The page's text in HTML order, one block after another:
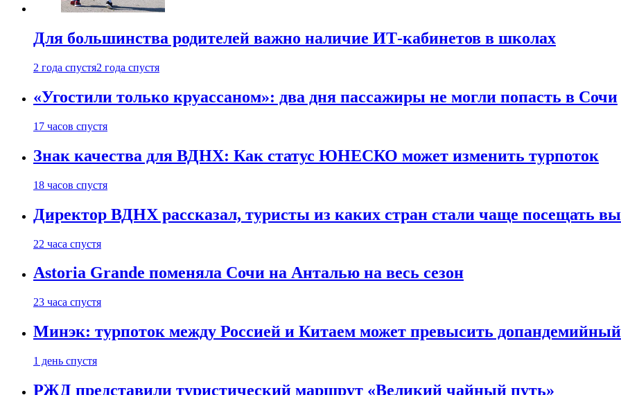
Для большинства родителей важно наличие ИТ-кабинетов в школах
2 года спустя2 года спустя
«Угостили только круассаном»: два дня пассажиры не могли попасть в Сочи
17 часов спустя
Знак качества для ВДНХ: Как статус ЮНЕСКО может изменить турпоток
18 часов спустя
Директор ВДНХ рассказал, туристы из каких стран стали чаще посещать
22 часа спустя
Astoria Grande поменяла Сочи на Анталью на весь сезон
23 часа спустя
Минэк: турпоток между Россией и Китаем может превысить
1 день спустя
РЖД представили туристический маршрут «Великий чайный путь»